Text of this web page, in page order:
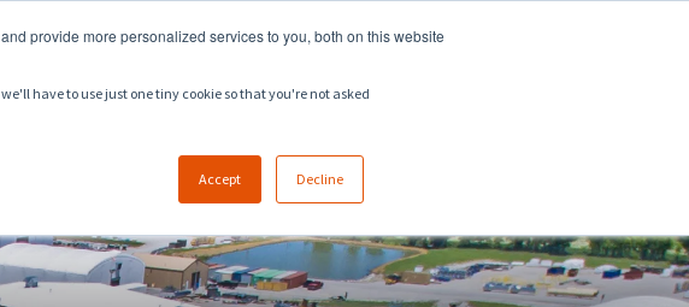
provide more personalized services to you, both on this website
have to use just one tiny cookie so that you're not asked
Accept Decline